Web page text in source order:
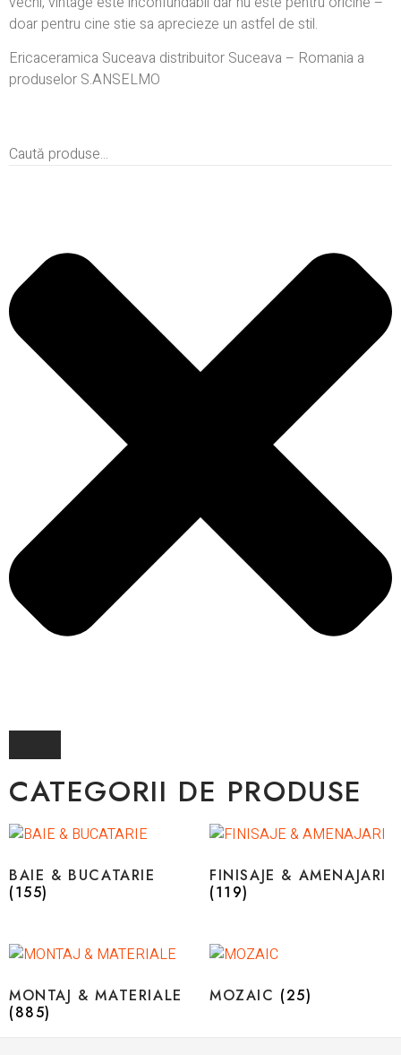
CATEGORII DE PRODUSE
BAIE & BUCATARIE
(155)
FINISAJE & AMENAJARI
(119)
MONTAJ & MATERIALE
(885)
MOZAIC (25)
doar pentru cine stie sa aprecieze un astfel de stil.
Ericaceramica Suceava distribuitor Suceava – Romania a
produselor S.ANSELMO